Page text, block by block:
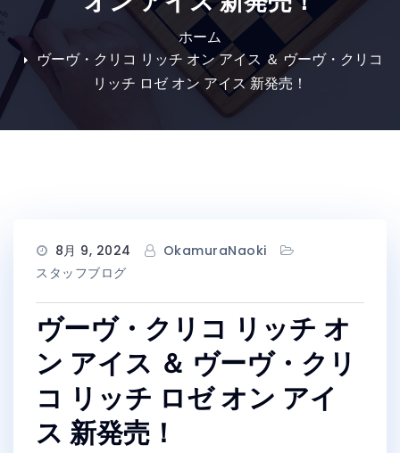
り
ホーム
ヴーヴ・クリコ リッチ オン アイス ＆ ヴーヴ・クリコ
リッチ ロゼ オン アイス 新発売！
8月 9, 2024
OkamuraNaoki
スタッフブログ
ヴーヴ・クリコ リッチ オ
ン アイス ＆ ヴーヴ・クリ
コ リッチ ロゼ オン アイ
ス 新発売！